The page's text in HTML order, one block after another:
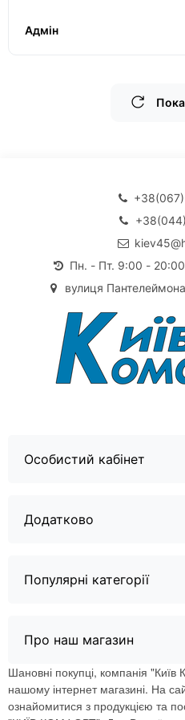
Адмін
Пн. - Пт. 9:00 -
вулиця
Особистий кабінет
Додатково
Популярні категорії
Про наш магазин
Шановні покупці, компанія "Київ
нашому інтернет магазині. На
ознайомитися з продукцією та